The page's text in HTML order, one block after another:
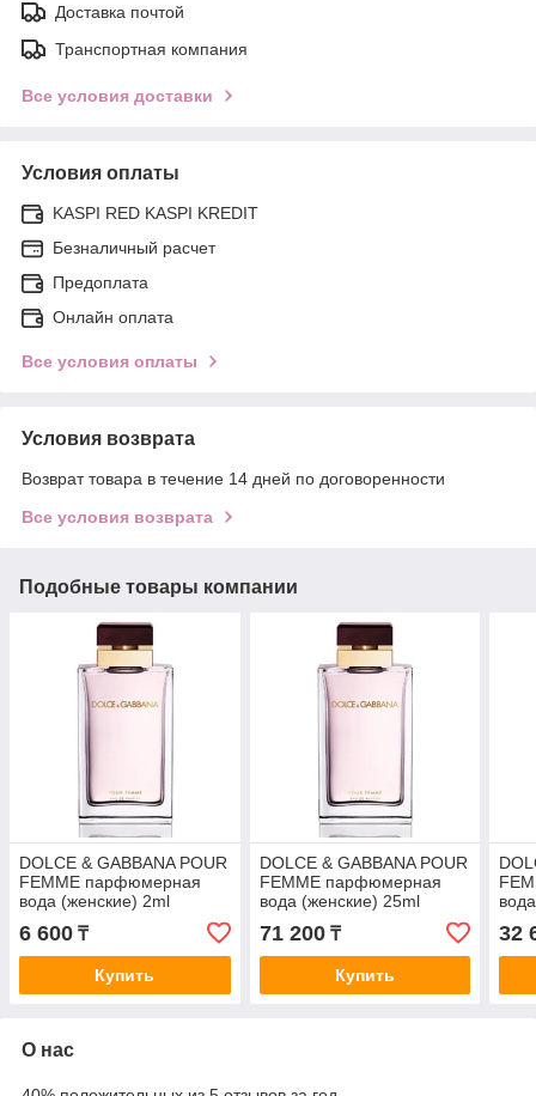
Доставка почтой
Транспортная компания
Все условия доставки
Условия оплаты
KASPI RED KASPI KREDIT
Безналичный расчет
Предоплата
Онлайн оплата
Все условия оплаты
Условия возврата
Возврат товара в течение 14 дней по договоренности
Все условия возврата
Подобные товары компании
DOLCE & GABBANA POUR
FEMME парфюмерная
вода (женские) 2ml
6 600 ₸
Купить
DOLCE & GABBANA POUR
FEMME парфюмерная
вода (женские) 25ml
71 200₸
Купить
32
О нас